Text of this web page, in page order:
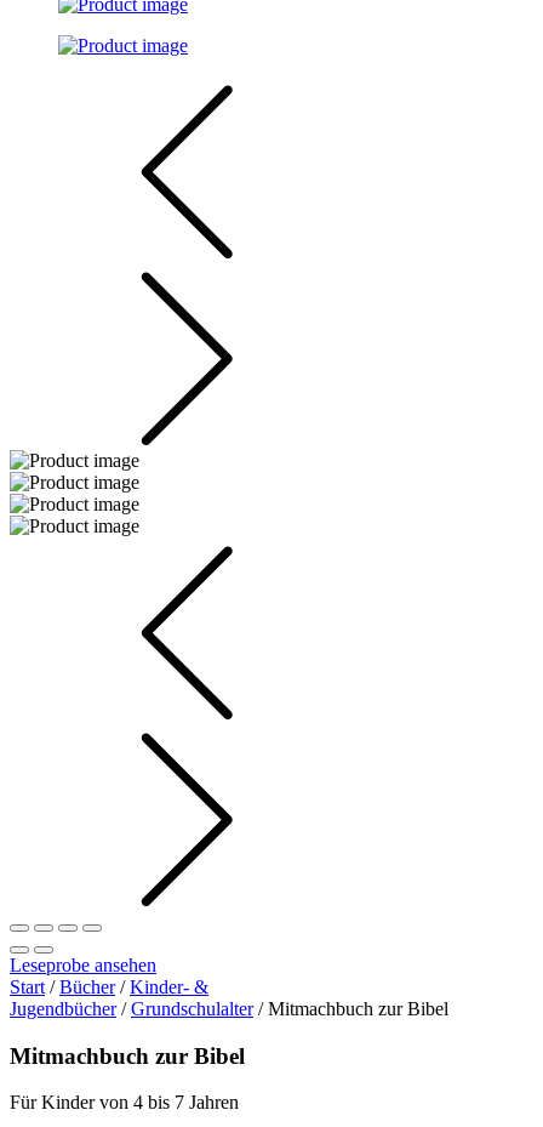
Leseprobe ansehen
Start /Bücher/Kinder- &
Jugendbücher/Grundschulalter/ Mitmachbuch zur Bibel
Mitmachbuch zur Bibel
Für Kinder von 4 bis 7 Jahren